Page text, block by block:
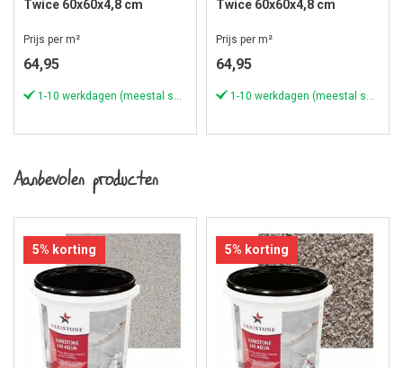
Twice 60x60x4,8 cm
Prijs per m²
64,95
Twice 60x60x4,8 cm
Prijs per m²
64,95
Aanbevolen producten
5% korting 5% korting